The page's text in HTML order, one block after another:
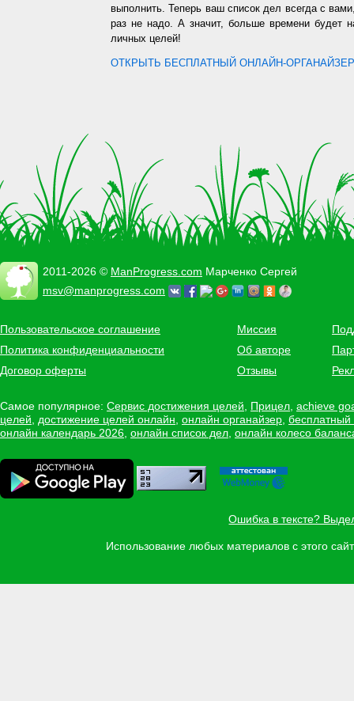
выполнить. Теперь ваш список дел всегда с
раз не надо. А значит, больше времени будет
личных целей!
ОТКРЫТЬ БЕСПЛАТНЫЙ ОНЛАЙН-
2011-2026 © ManProgress.com Марченко Сергей
msv@manprogress.com
Пользовательское соглашение
Политика конфиденциальности
Договор оферты
Миссия
Об авторе
Отзывы
Самое популярное: Сервис достижения целей Прицел achieve
целей
достижение целей онлайн онлайн органайзер
онлайн календарь 2026 онлайн список дел онлайн колесо
Ошибка в тексте?
Использование любых материалов с этого